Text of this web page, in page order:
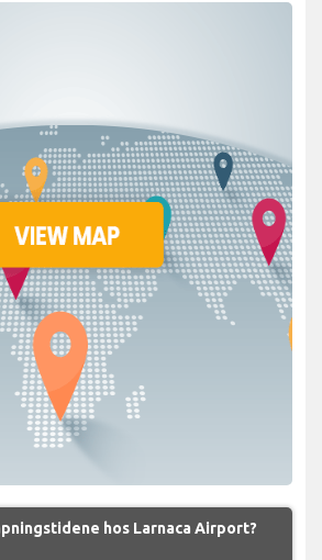
hos Larnaca Airport?